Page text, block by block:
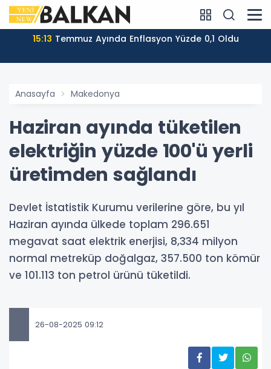
15:13 Temmuz Ayında Enflasyon Yüzde 0,1 Oldu
Anasayfa Makedonya
Haziran ayında tüketilen
elektriğin yüzde 100'ü yerli
üretimden sağlandı
Devlet İstatistik Kurumu verilerine göre, bu yıl
Haziran ayında ülkede toplam 296.651
megavat saat elektrik enerjisi, 8,334 milyon
normal metreküp doğalgaz, 357.500 ton kömür
ve 101.113 ton petrol ürünü tüketildi.
26-08-2025 09:12